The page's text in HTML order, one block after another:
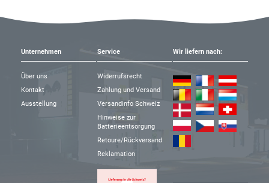
Unternehmen
Über uns
Kontakt
Ausstellung
Service
Widerrufsrecht
Zahlung und Versand
Versandinfo Schweiz
Hinweise zur
Batterieentsorgung
Retoure/Rückversand
Reklamation
Wir liefern nach: